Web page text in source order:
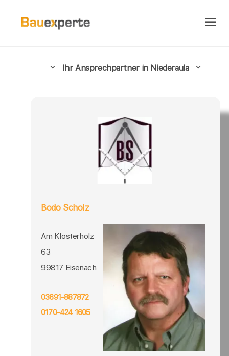
Ihr Ansprechpartner in Niederaula
Bodo Scholz
Am Klosterholz
63
99817 Eisenach
03691-887872
0170-424 1605